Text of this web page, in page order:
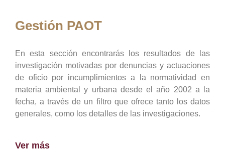
Gestión PAOT
En esta sección encontrarás los resultados de las
investigación motivadas por denuncias y actuaciones
de oficio por incumplimientos a la normatividad en
materia ambiental y urbana desde el año 2002 a la
fecha, a través de un filtro que ofrece tanto los datos
generales, como los detalles de las investigaciones.
Ver más